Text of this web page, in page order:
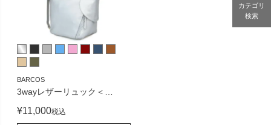
BARCOS
3wayレザーリュック＜
¥11,000税込
カテゴリ
検索